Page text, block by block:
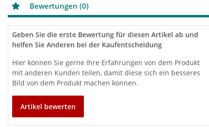
Bewertungen (0)
Geben Sie die erste Bewertung für diesen Artikel ab und
helfen Sie Anderen bei der Kaufentscheidung
Hier können Sie gerne Ihre Erfahrungen von dem Produkt
mit anderen Kunden teilen, damit diese sich ein besseres
Bild von dem Produkt machen können.
Artikel bewerten